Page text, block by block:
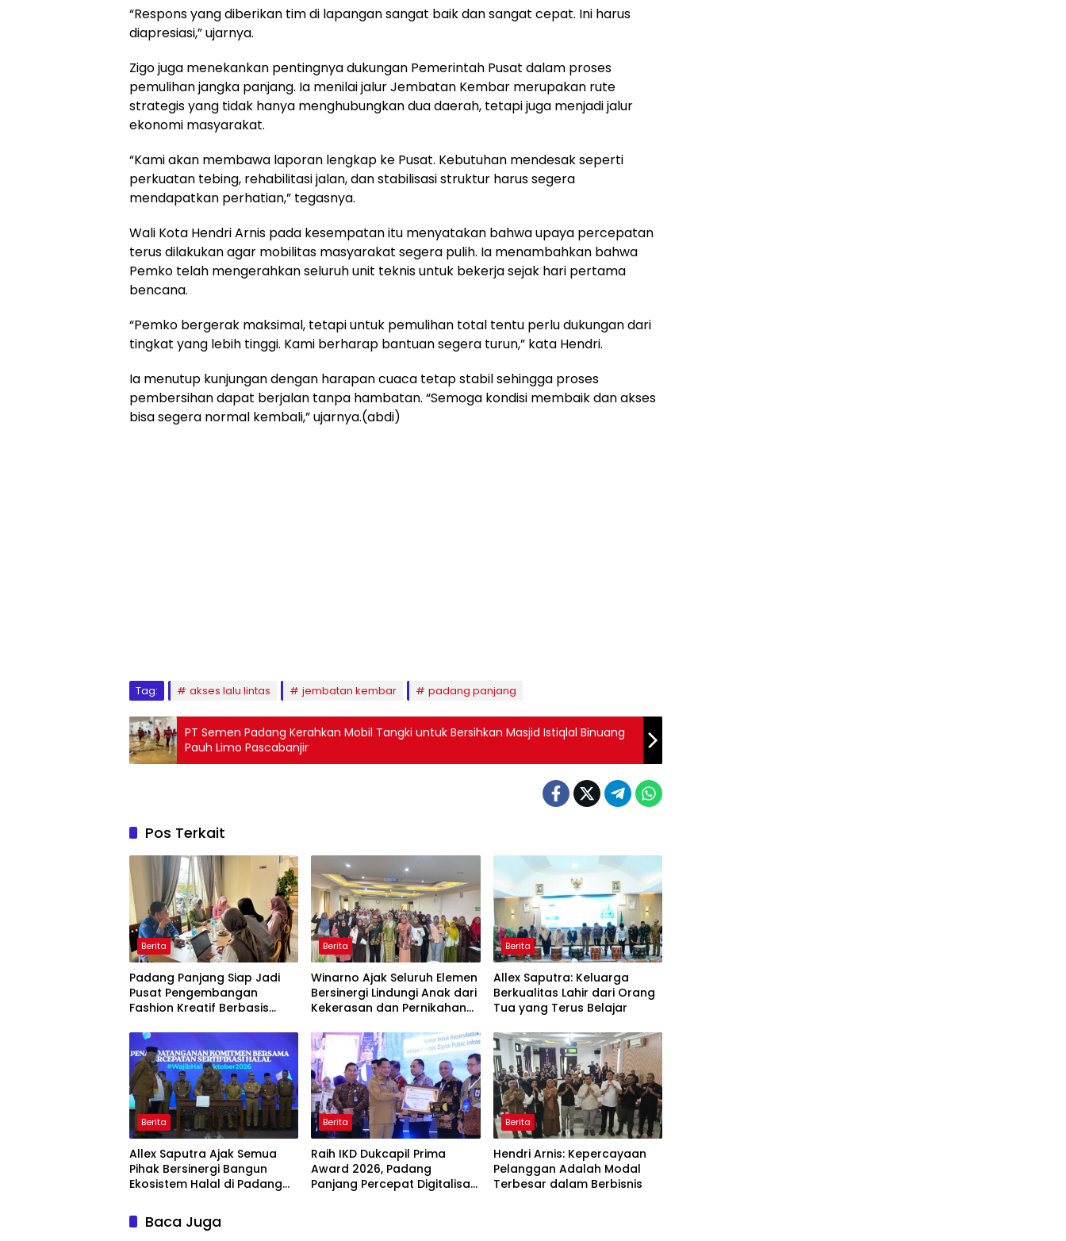
“Respons yang diberikan tim di lapangan sangat baik dan sangat cepat. Ini harus
diapresiasi,” ujarnya.
Zigo juga menekankan pentingnya dukungan Pemerintah Pusat dalam proses
pemulihan jangka panjang. Ia menilai jalur Jembatan Kembar merupakan rute
strategis yang tidak hanya menghubungkan dua daerah, tetapi juga menjadi jalur
ekonomi masyarakat.
“Kami akan membawa laporan lengkap ke Pusat. Kebutuhan mendesak seperti
perkuatan tebing, rehabilitasi jalan, dan stabilisasi struktur harus segera
mendapatkan perhatian,” tegasnya.
Wali Kota Hendri Arnis pada kesempatan itu menyatakan bahwa upaya percepatan
terus dilakukan agar mobilitas masyarakat segera pulih. Ia menambahkan bahwa
Pemko telah mengerahkan seluruh unit teknis untuk bekerja sejak hari pertama
bencana.
“Pemko bergerak maksimal, tetapi untuk pemulihan total tentu perlu dukungan dari
tingkat yang lebih tinggi. Kami berharap bantuan segera turun,” kata Hendri.
Ia menutup kunjungan dengan harapan cuaca tetap stabil sehingga proses
pembersihan dapat berjalan tanpa hambatan. “Semoga kondisi membaik dan akses
bisa segera normal kembali,” ujarnya.(abdi)
Tag: akses lalu lintas jembatan kembar padang panjang
PT Semen Padang Kerahkan Mobil Tangki untuk Bersihkan Masjid Istiqlal Binuang
Pauh Limo Pascabanjir
Pos Terkait
Berita
Padang Panjang Siap Jadi
Pusat Pengembangan
Fashion Kreatif Berbasis
Berita
Winarno Ajak Seluruh Elemen
Bersinergi Lindungi Anak dari
Kekerasan dan Pernikahan
Berita
Allex Saputra: Keluarga
Berkualitas Lahir dari Orang
Tua yang Terus Belajar
Berita
Allex Saputra Ajak Semua
Pihak Bersinergi Bangun
Ekosistem Halal di Padang
Berita
Raih IKD Dukcapil Prima
Award 2026, Padang
Panjang Percepat Digitalisasi
Berita
Hendri Arnis: Kepercayaan
Pelanggan Adalah Modal
Terbesar dalam Berbisnis
Baca Juga